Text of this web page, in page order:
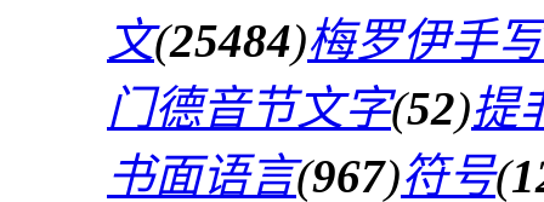
文(25484)梅罗伊手
门德音节文字(52)提
书面语言(967)符号(